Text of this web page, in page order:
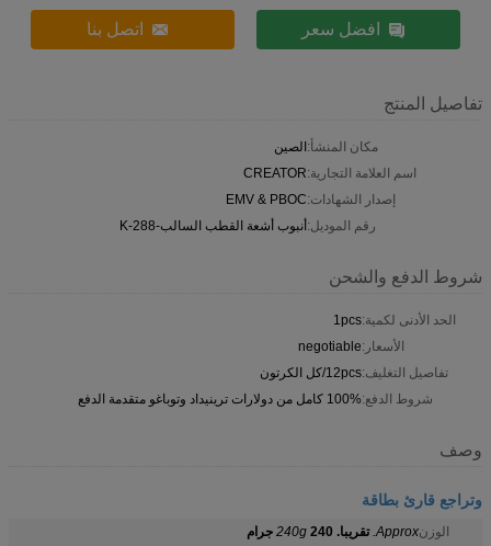
افضل سعر اتصل بنا
تفاصيل المنتج
مكان المنشأ:الصين
اسم العلامة التجارية:CREATOR
إصدار الشهادات:EMV & PBOC
رقم الموديل:أنبوب أشعة القطب السالب-288-K
شروط الدفع والشحن
الحد الأدنى لكمية:1pcs
الأسعار:negotiable
تفاصيل التغليف:12pcs/كل الكرتون
شروط الدفع:100% كامل من دولارات ترينيداد وتوباغو متقدمة الدفع
وصف
وتراجع قارئ بطاقة
الوزنApprox. تقريبا. 240g 240 جرام